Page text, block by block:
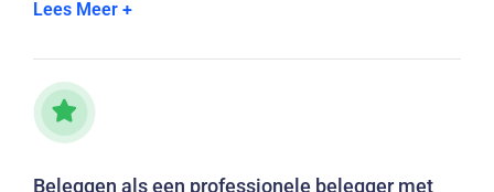
van jouw risicoprofiel naarmate je dichter bij jouw
Life cycle beleggen betekent dat het risico van je
beleggingsportefeuille automatisch wordt verlaagd
naarmate je dichter bij je pensioen komt. We weten uit
Lees Meer +
Beleggen als een professionele belegger met